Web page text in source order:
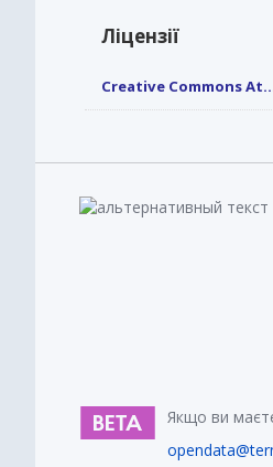
Ліцензії
Creative Commons
Якщо ви